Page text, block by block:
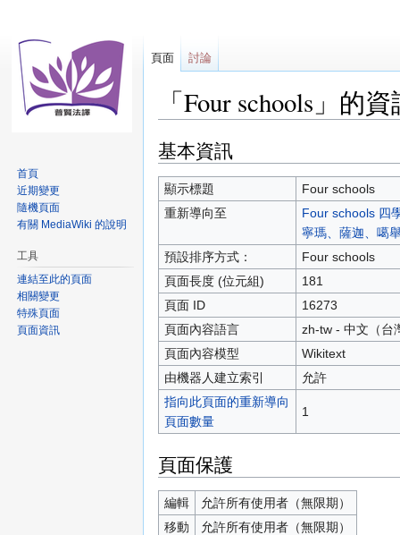
「Four schools」的
跳
至
導
覽
跳
至
搜
尋
基本資訊
顯示標題
Four schools
重新導向至
Four schools 四
寧瑪、薩迦、噶
預設排序方式：
Four schools
頁面長度 (位元組)
181
頁面 ID
16273
頁面內容語言
zh-tw - 中文（台
頁面內容模型
Wikitext
由機器人建立索引
允許
指向此頁面的重新導向
頁面數量
1
頁面保護
編輯
允許所有使用者（無限期）
移動
允許所有使用者（無限期）
頁面 討論
首頁
近期變更
隨機頁面
有關 MediaWiki 的說明
工具
連結至此的頁面
相關變更
特殊頁面
頁面資訊